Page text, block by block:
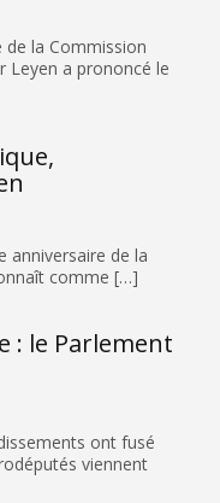
la Commission
Leyen a prononcé le
anniversaire de la
comme […]
: le Parlement
ont fusé
viennent